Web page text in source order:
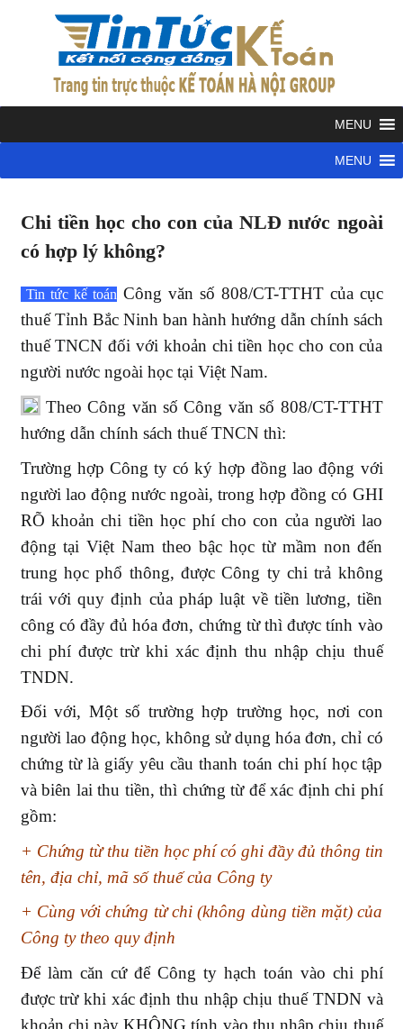
TOÁN
HÀ
NỘI
Kết
toán
Bài
viết
cập
nhật
mới
nhất
Thuế
TNDN
Uncategorized
Chi tiền học cho con của NLĐ nước ngoài
có hợp lý không?
Tin tức kế toánCông văn số 808/CT-TTHT của cục
thuế Tỉnh Bắc Ninh ban hành hướng dẫn chính sách
thuế TNCN đối với khoản chi tiền học cho con của
người nước ngoài học tại Việt Nam.
Theo Công văn số Công văn số 808/CT-TTHT
hướng dẫn chính sách thuế TNCN thì:
Trường hợp Công ty có ký hợp đồng lao động với
người lao động nước ngoài, trong hợp đồng có GHI
RÕ khoản chi tiền học phí cho con của người lao
động tại Việt Nam theo bậc học từ mầm non đến
trung học phổ thông, được Công ty chi trả không
trái với quy định của pháp luật về tiền lương, tiền
công có đầy đủ hóa đơn, chứng từ thì được tính vào
chi phí được trừ khi xác định thu nhập chịu thuế
TNDN.
Đối với, Một số trường hợp trường học, nơi con
người lao động học, không sử dụng hóa đơn, chỉ có
chứng từ là giấy yêu cầu thanh toán chi phí học tập
và biên lai thu tiền, thì chứng từ để xác định chi phí
gồm:
+ Chứng từ thu tiền học phí có ghi đầy đủ thông tin
tên, địa chỉ, mã số thuế của Công ty
+ Cùng với chứng từ chi (không dùng tiền mặt) của
Công ty theo quy định
Để làm căn cứ để Công ty hạch toán vào chi phí
được trừ khi xác định thu nhập chịu thuế TNDN và
khoản chi này KHÔNG tính vào thu nhập chịu thuế